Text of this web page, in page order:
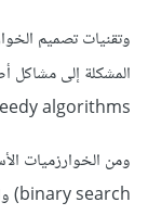
وتقنيات تصميم
المشكلة إلى مشاكل
algorithms.